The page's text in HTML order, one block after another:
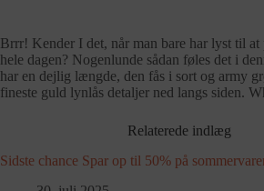
Brrr! Kender I det, når man bare har lyst til
hele dagen? Nogenlunde sådan føles det i
har en dejlig længde, den fås i sort og army
fineste guld lynlås detaljer ned langs siden.
Relaterede indlæg
Sidste chance Spar op til 50% på